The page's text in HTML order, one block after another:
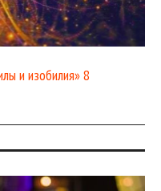
и изобилия» 8